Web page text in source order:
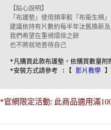
【貼心說明】
「布護墊」使用頻率較「布衛生棉
建議依持有片數約每半年汰舊換新
我們希望在重視環保之餘
也不將就地善待自己
*凡購買此款布護墊，依購買數量附
*安裝方式請參考 :【 影片教學
*官網限定活動: 此商品適用滿